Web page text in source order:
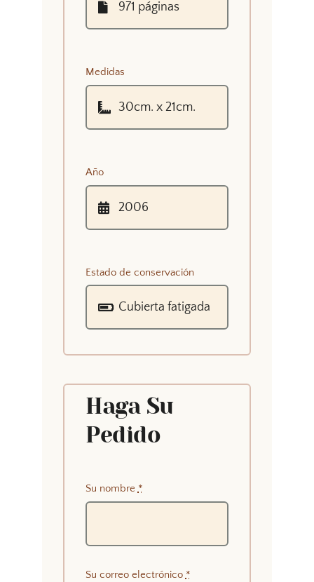
Medidas
Año
Estado de conservación
Haga Su
Pedido
Su nombre *
Su correo electrónico *